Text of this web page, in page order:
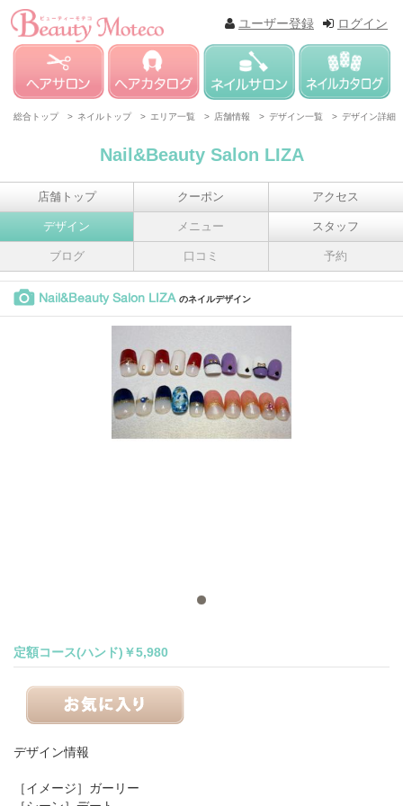
ログイン
ユーザー登録
総合トップ > ネイルトップ > エリア一覧 > 店舗情報 > デザイン一覧 > デザイン詳細
Nail&Beauty Salon LIZA
店舗トップ クーポン アクセス
デザイン メニュー スタッフ
ブログ 口コミ 予約
Nail&Beauty Salon LIZA のネイルデザイン
定額コース(ハンド)￥5,980
デザイン情報
［イメージ］ ガーリー